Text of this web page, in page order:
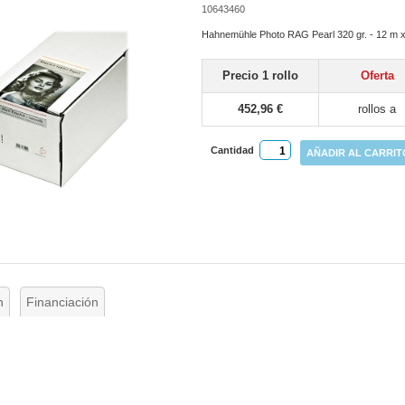
10643460
Hahnemühle Photo RAG Pearl 320 gr. - 12 m x
Precio 1 rollo Oferta
452,96 € rollos a
Cantidad AÑADIR AL
Financiación